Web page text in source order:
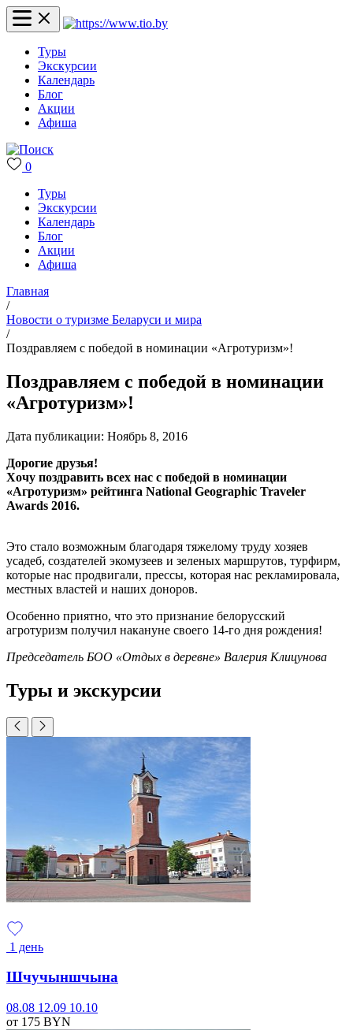
Туры
Экскурсии
Календарь
Блог
Акции
Афиша
0
Туры
Экскурсии
Календарь
Блог
Акции
Афиша
Главная
/
Новости о туризме Беларуси и мира
/
Поздравляем с победой в номинации «Агротуризм»!
Поздравляем с победой в номинации
«Агротуризм»!
Дата публикации: Ноябрь 8, 2016
Дорогие друзья!
Хочу поздравить всех нас с победой в номинации
«Агротуризм» рейтинга National Geographic Traveler
Awards 2016.
Это стало возможным благодаря тяжелому труду хозяев
усадеб, создателей экомузеев и зеленых маршрутов, турфирм,
которые нас продвигали, прессы, которая нас рекламировала,
местных властей и наших доноров.
Особенно приятно, что это признание белорусский
агротуризм получил накануне своего 14-го дня рождения!
Председатель БОО «Отдых в деревне» Валерия Клицунова
Туры и экскурсии
1 день
Шчучыншчына
08.08 12.09 10.10
от 175 BYN